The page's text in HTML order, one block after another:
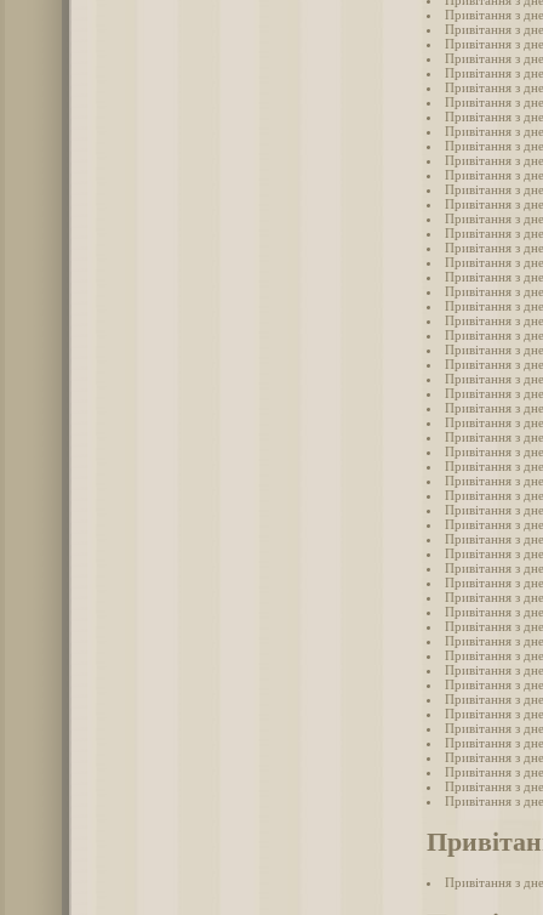
Привітання з
Привітання з
Привітання з
Привітання з
Привітання з
Привітання з
Привітання з
Привітання з
Привітання з
Привітання з
Привітання з
Привітання з
Привітання з
Привітання з
Привітання з
Привітання з
Привітання з
Привітання з
Привітання з
Привітання з
Привітання з
Привітання з
Привітання з
Привітання з
Привітання з
Привітання з
Привітання з
Привітання з
Привітання з
Привітання з
Привітання з
Привітання з
Привітання з
Привітання з
Привітання з
Привітання з
Привітання з
Привітання з
Привітання з
Привітання з
Привітання з
Привітання з
Привітання з
Привітання з
Привітання з
Привітання з
Привітання з
Привітання з
Привітання з
Привітання з
Привітання з
Привітання з
Привітання з
Привітання з
Привітання з
Привітання з